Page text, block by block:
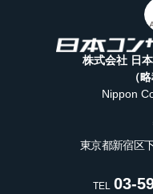
株式会社 日
（
Nippon
東京都新宿区
TEL 03-